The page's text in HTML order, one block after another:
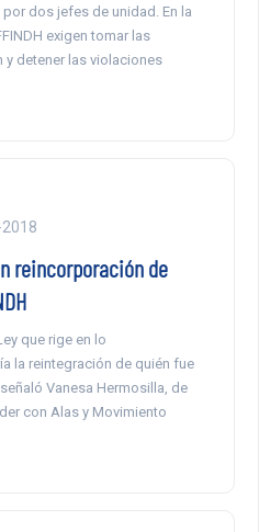
dos jefes de unidad. En la
exigen tomar las
detener las violaciones
reincorporación de
que rige en lo
la reintegración de quién fue
Vanesa Hermosilla, de
con Alas y Movimiento